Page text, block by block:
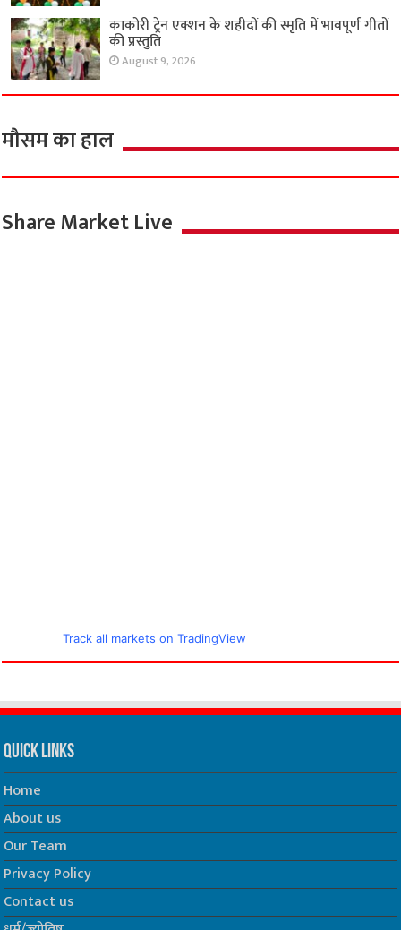
काकोरी ट्रेन एक्शन के शहीदों की स्मृति में भावपूर्ण गीतों
की प्रस्तुति
August 9, 2026
मौसम का हाल
Share Market Live
Track all markets on TradingView
Quick Links
Home
About us
Our Team
Privacy Policy
Contact us